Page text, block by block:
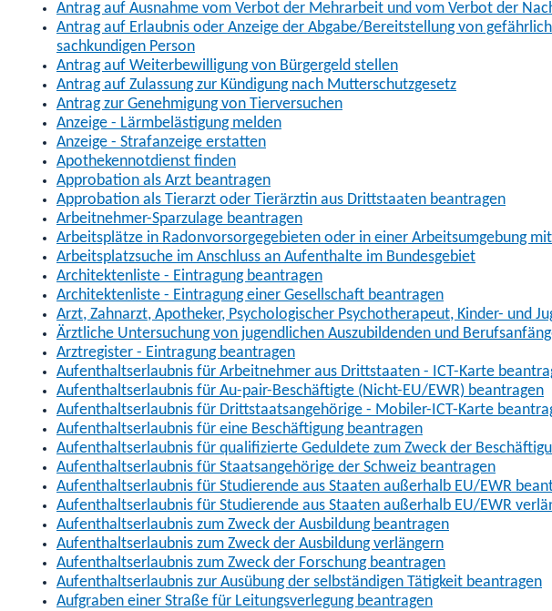
Antrag auf Ausnahme vom Verbot der Mehrarbeit und vom Verbot der
Antrag auf Erlaubnis oder Anzeige der Abgabe/Bereitstellung von
sachkundigen Person
Antrag auf Weiterbewilligung von Bürgergeld stellen
Antrag auf Zulassung zur Kündigung nach Mutterschutzgesetz
Antrag zur Genehmigung von Tierversuchen
Anzeige - Lärmbelästigung melden
Anzeige - Strafanzeige erstatten
Apothekennotdienst finden
Approbation als Arzt beantragen
Approbation als Tierarzt oder Tierärztin aus Drittstaaten beantragen
Arbeitnehmer-Sparzulage beantragen
Arbeitsplätze in Radonvorsorgegebieten oder in einer Arbeitsumgebung
Arbeitsplatzsuche im Anschluss an Aufenthalte im Bundesgebiet
Architektenliste - Eintragung beantragen
Architektenliste - Eintragung einer Gesellschaft beantragen
Arzt, Zahnarzt, Apotheker, Psychologischer Psychotherapeut, Kinder- und
Ärztliche Untersuchung von jugendlichen Auszubildenden und
Arztregister - Eintragung beantragen
Aufenthaltserlaubnis für Arbeitnehmer aus Drittstaaten - ICT-Karte
Aufenthaltserlaubnis für Au-pair-Beschäftigte (Nicht-EU/EWR) beantragen
Aufenthaltserlaubnis für Drittstaatsangehörige - Mobiler-ICT-Karte
Aufenthaltserlaubnis für eine Beschäftigung beantragen
Aufenthaltserlaubnis für qualifizierte Geduldete zum Zweck der
Aufenthaltserlaubnis für Staatsangehörige der Schweiz beantragen
Aufenthaltserlaubnis für Studierende aus Staaten außerhalb EU/EWR
Aufenthaltserlaubnis für Studierende aus Staaten außerhalb EU/EWR
Aufenthaltserlaubnis zum Zweck der Ausbildung beantragen
Aufenthaltserlaubnis zum Zweck der Ausbildung verlängern
Aufenthaltserlaubnis zum Zweck der Forschung beantragen
Aufenthaltserlaubnis zur Ausübung der selbständigen Tätigkeit beantragen
Aufgraben einer Straße für Leitungsverlegung beantragen